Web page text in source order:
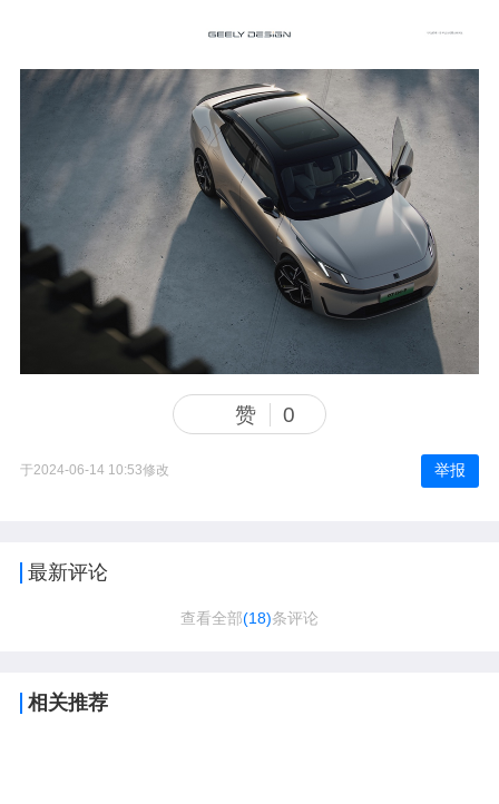
赞 0
于2024-06-14 10:53修改 举报
最新评论
查看全部(18)条评论
相关推荐